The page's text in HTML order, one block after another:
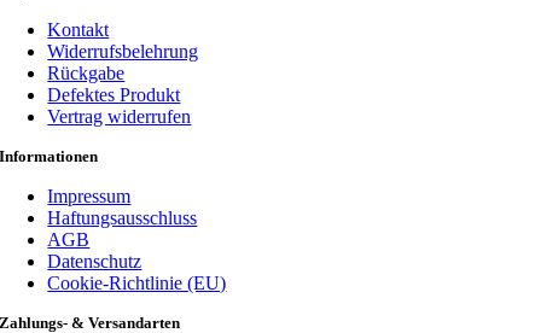
Kontakt
Widerrufsbelehrung
Rückgabe
Defektes Produkt
Vertrag widerrufen
Informationen
Impressum
Haftungsausschluss
AGB
Datenschutz
Cookie-Richtlinie (EU)
Zahlungs- & Versandarten